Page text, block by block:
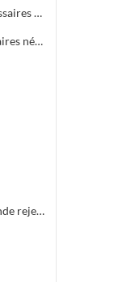
Traité Soustelle libraire pour fournitures scolaires nécessaires pour l'année 1939
Traité Soustelle libraire à Alès pour les fournitures scolaires nécessaires pour l'année 1939
Admission loi du 14 juillet 1905 Jullian Edmond. Demande rejetée Valérie Ourcenza Vve fontserré